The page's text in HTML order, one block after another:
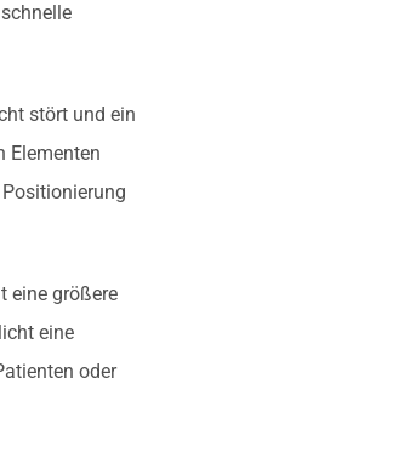
stört und ein
Elementen
eine größere
eine
oder